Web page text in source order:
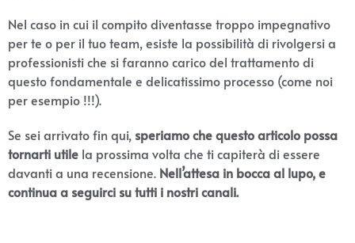
Nel caso in cui il compito diventasse troppo impegnativo
per te o per il tuo team, esiste la possibilità di rivolgersi a
professionisti che si faranno carico del trattamento di
questo fondamentale e delicatissimo processo (come noi
per esempio !!!).
Se sei arrivato fin qui, speriamo che questo articolo possa
tornarti utile la prossima volta che ti capiterà di essere
davanti a una recensione. Nell’attesa in bocca al lupo, e
continua a seguirci su tutti i nostri canali.